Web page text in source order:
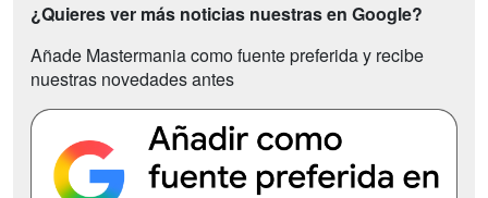
¿Quieres ver más noticias nuestras en Google?
Añade Mastermania como fuente preferida y recibe
nuestras novedades antes